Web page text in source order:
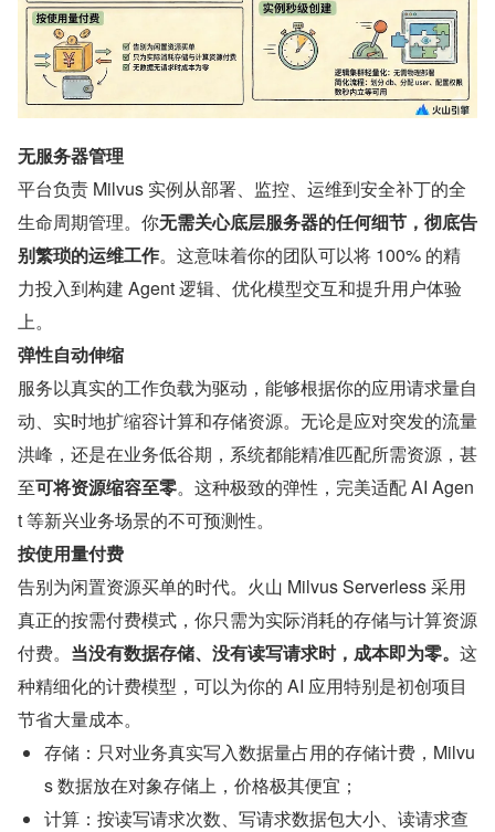
无服务器管理
平台负责 Milvus 实例从部署、监控、运维到安全补丁的全
生命周期管理。你无需关心底层服务器的任何细节，彻底告
别繁琐的运维工作。这意味着你的团队可以将 100% 的精
力投入到构建 Agent 逻辑、优化模型交互和提升用户体验
上。
弹性自动伸缩
服务以真实的工作负载为驱动，能够根据你的应用请求量自
动、实时地扩缩容计算和存储资源。无论是应对突发的流量
洪峰，还是在业务低谷期，系统都能精准匹配所需资源，甚
至可将资源缩容至零。这种极致的弹性，完美适配 AI Agen
t 等新兴业务场景的不可预测性。
按使用量付费
告别为闲置资源买单的时代。火山 Milvus Serverless 采用
真正的按需付费模式，你只需为实际消耗的存储与计算资源
付费。 当没有数据存储、没有读写请求时，成本即为零。 这
种精细化的计费模型，可以为你的 AI 应用特别是初创项目
节省大量成本。
存储：只对业务真实写入数据量占用的存储计费，Milvu
s 数据放在对象存储上，价格极其便宜；
计算：按读写请求次数、写请求数据包大小、读请求查